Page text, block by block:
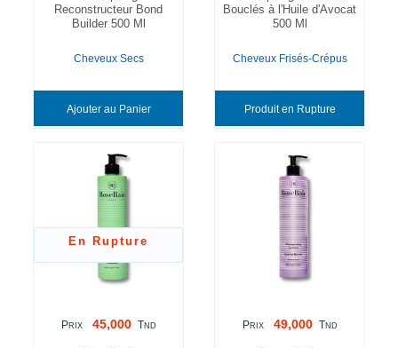
Reconstructeur Bond
Builder 500 Ml
Cheveux Secs
Ajouter au Panier
Bouclés à l'Huile d'Avocat
500 Ml
Cheveux Frisés-Crépus
Produit en Rupture
En Rupture
PRIX 45,000 TND PRIX 49,000 TND